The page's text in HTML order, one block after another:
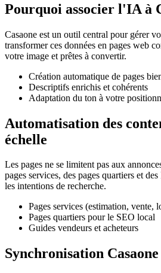
Pourquoi associer l'IA à
Casaone est un outil central pour gérer
transformer ces données en pages web
votre image et prêtes à convertir.
Création automatique de pages
Descriptifs enrichis et cohérents
Adaptation du ton à votre
Automatisation des
échelle
Les pages ne se limitent pas aux
pages services, des pages quartiers et
les intentions de recherche.
Pages services (estimation, vente,
Pages quartiers pour le SEO local
Guides vendeurs et acheteurs
Synchronisation